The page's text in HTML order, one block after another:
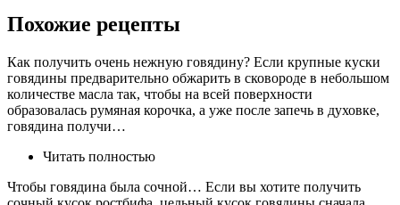
Похожие рецепты
Как получить очень нежную говядину? Если крупные куски
говядины предварительно обжарить в сковороде в небольшом
количестве масла так, чтобы на всей поверхности
образовалась румяная корочка, а уже после запечь в духовке,
говядина получи…
Читать полностью
Чтобы говядина была сочной… Если вы хотите получить